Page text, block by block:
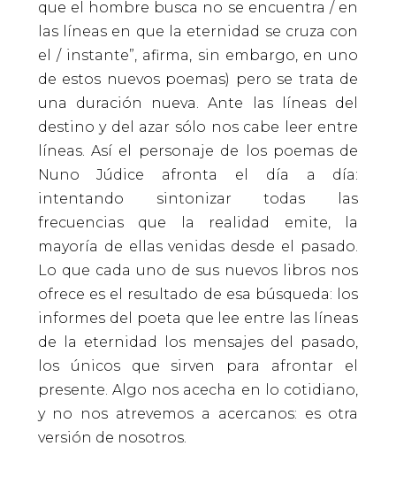
que el hombre busca no se encuentra / en
las líneas en que la eternidad se cruza con
el / instante”, afirma, sin embargo, en uno
de estos nuevos poemas) pero se trata de
una duración nueva. Ante las líneas del
destino y del azar sólo nos cabe leer entre
líneas. Así el personaje de los poemas de
Nuno Júdice afronta el día a día:
intentando sintonizar todas las
frecuencias que la realidad emite, la
mayoría de ellas venidas desde el pasado.
Lo que cada uno de sus nuevos libros nos
ofrece es el resultado de esa búsqueda: los
informes del poeta que lee entre las líneas
de la eternidad los mensajes del pasado,
los únicos que sirven para afrontar el
presente. Algo nos acecha en lo cotidiano,
y no nos atrevemos a acercanos: es otra
versión de nosotros.